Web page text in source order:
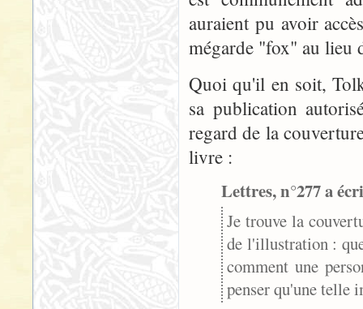
auraient pu avoir
mégarde "fox" au lieu
Quoi qu'il en soit,
sa publication
regard de la
livre :
Lettres, n°277 a
Je trouve la
de l'illustration :
comment une
penser qu'une telle